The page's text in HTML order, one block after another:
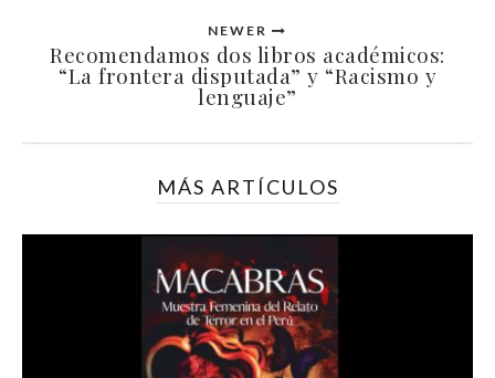
NEWER
Recomendamos dos libros académicos:
“La frontera disputada” y “Racismo y
lenguaje”
MÁS ARTÍCULOS